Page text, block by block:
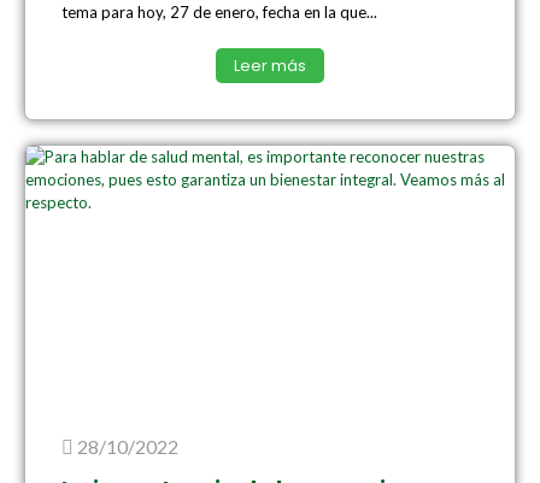
tema para hoy, 27 de enero, fecha en la que...
Leer más
28/10/2022